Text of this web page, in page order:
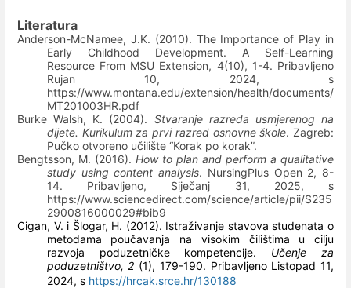
Literatura
Anderson-McNamee, J.K. (2010). The Importance of Play in
Early Childhood Development. A Self-Learning
Resource From MSU Extension, 4(10), 1-4. Pribavljeno
Rujan 10, 2024, s
https://www.montana.edu/extension/health/documents/
MT201003HR.pdf
Burke Walsh, K. (2004). Stvaranje razreda usmjerenog na
dijete. Kurikulum za prvi razred osnovne škole. Zagreb:
Pučko otvoreno učilište “Korak po korak”.
Bengtsson, M. (2016). How to plan and perform a qualitative
study using content analysis. NursingPlus Open 2, 8-
14. Pribavljeno, Siječanj 31, 2025, s
https://www.sciencedirect.com/science/article/pii/S235
2900816000029#bib9
Cigan, V. i Šlogar, H. (2012). Istraživanje stavova studenata o
metodama poučavanja na visokim čilištima u cilju
razvoja poduzetničke kompetencije. Učenje za
poduzetništvo, 2 (1), 179-190. Pribavljeno Listopad 11,
2024, s https://hrcak.srce.hr/130188